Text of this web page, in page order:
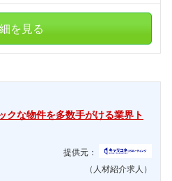
を見る
クな物件を多数手がける業界ト
提供元：
（人材紹介求人）